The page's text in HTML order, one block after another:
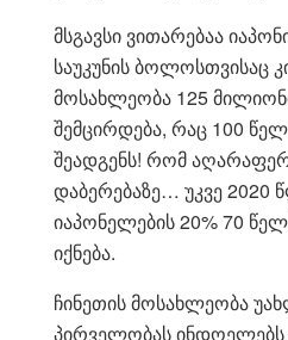
მსგავსი ვითარებაა
საუკუნის ბოლოსთვისაც
მოსახლეობა 125
შემცირდება, რაც 100
შეადგენს! რომ
დაბერებაზე… უკვე 2020
იაპონელების 20% 70
იქნება.
ჩინეთის მოსახლეობა
პირველობას